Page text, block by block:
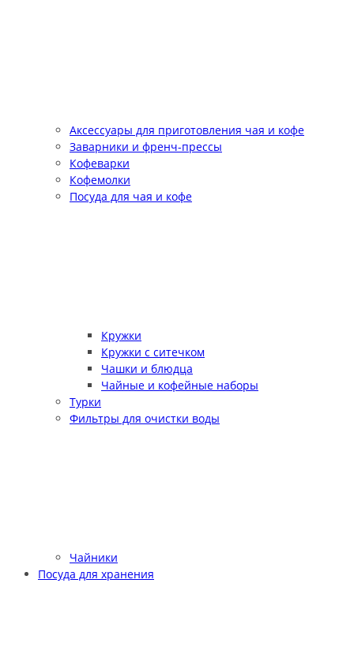
Аксессуары для приготовления чая и кофе
Заварники и френч-прессы
Кофеварки
Кофемолки
Посуда для чая и кофе
Кружки
Кружки с ситечком
Чашки и блюдца
Чайные и кофейные наборы
Турки
Фильтры для очистки воды
Чайники
Посуда для хранения